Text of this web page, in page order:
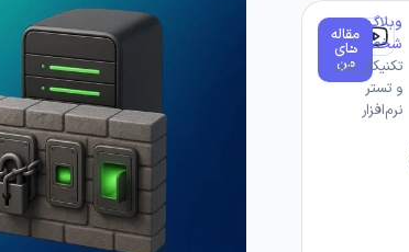
مقاله
های
من
وبلاگ
شخصی ||
تکنیکال رایتر
و تستر
نرم‌افزار